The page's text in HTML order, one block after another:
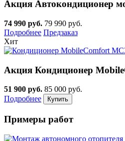
Акция Автокондиционер
74 990 руб. 79 990 руб.
Подробнее Предзаказ
Хит
Акция Кондиционер
51 900 руб. 85 000 руб.
Подробнее
Примеры работ